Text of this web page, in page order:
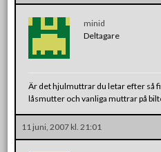
minid
Deltagare
Är det hjulmuttrar du letar efter så
låsmutter och vanliga muttrar på
11 juni, 2007 kl. 21:01